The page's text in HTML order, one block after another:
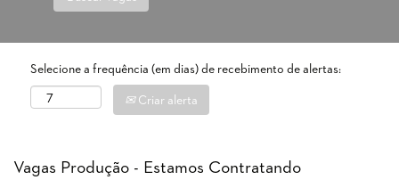
Selecione a frequência (em dias) de recebimento de alertas:
Criar alerta
Vagas Produção - Estamos Contratando